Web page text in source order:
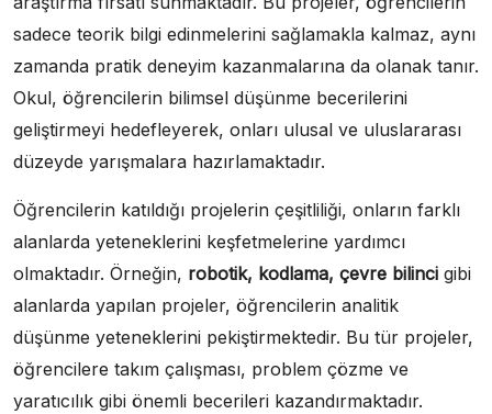
sadece teorik bilgi edinmelerini sağlamakla kalmaz, aynı
zamanda pratik deneyim kazanmalarına da olanak tanır.
Okul, öğrencilerin bilimsel düşünme becerilerini
geliştirmeyi hedefleyerek, onları ulusal ve uluslararası
düzeyde yarışmalara hazırlamaktadır.
Öğrencilerin katıldığı projelerin çeşitliliği, onların farklı
alanlarda yeteneklerini keşfetmelerine yardımcı
olmaktadır. Örneğin, robotik, kodlama, çevre bilinci gibi
alanlarda yapılan projeler, öğrencilerin analitik
düşünme yeteneklerini pekiştirmektedir. Bu tür projeler,
öğrencilere takım çalışması, problem çözme ve
yaratıcılık gibi önemli becerileri kazandırmaktadır.